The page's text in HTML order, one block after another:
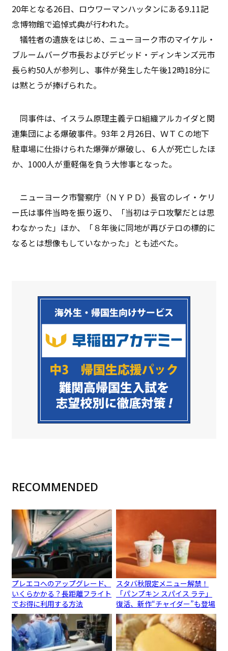
20年となる26日、ロウワーマンハッタンにある9.11記
念博物館で追悼式典が行われた。
犠牲者の遺族をはじめ、ニューヨーク市のマイケル・
ブルームバーグ市長およびデビッド・ディンキンズ元市
長ら約50人が参列し、事件が発生した午後12時18分に
は黙とうが捧げられた。
同事件は、イスラム原理主義テロ組織アルカイダと関
連集団による爆破事件。93年２月26日、ＷＴＣの地下
駐車場に仕掛けられた爆弾が爆破し、６人が死亡したほ
か、1000人が重軽傷を負う大惨事となった。
ニューヨーク市警察庁（ＮＹＰＤ）長官のレイ・ケリ
ー氏は事件当時を振り返り、「当初はテロ攻撃だとは思
わなかった」ほか、「８年後に同地が再びテロの標的に
なるとは想像もしていなかった」とも述べた。
RECOMMENDED
プレエコへのアップグレード、
いくらかかる？長距離フライト
でお得に利用する方法
スタバ秋限定メニュー解禁！
「パンプキン スパイス ラテ」
復活、新作“チャイダー”も登場